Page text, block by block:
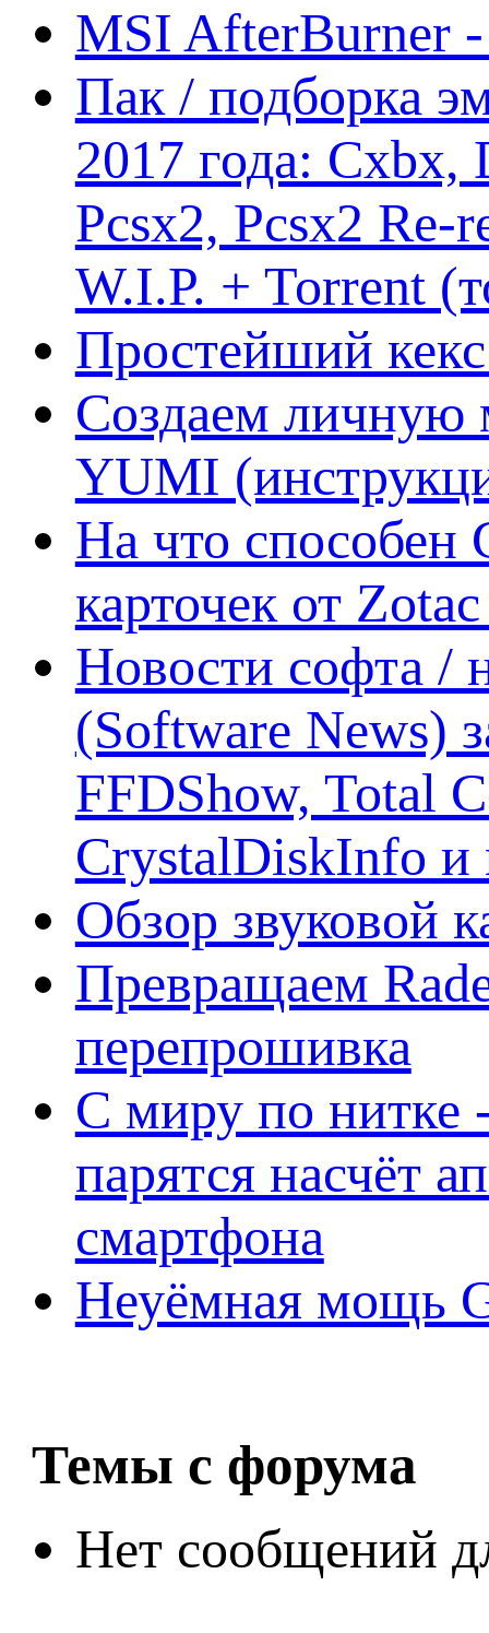
MSI AfterBurner
Пак / подборка
2017 года:
Pcsx2, Pcsx2
W.I.P. + Torrent
Простейший кекс
Создаем личную
YUMI
На что способен
карточек от
Новости софта /
(Software News)
FFDShow, Total
CrystalDiskInfo и
Обзор звуковой
Превращаем
перепрошивка
С миру по нитке
парятся насчёт
смартфона
Неуёмная мощь
Темы с форума
Нет сообщений